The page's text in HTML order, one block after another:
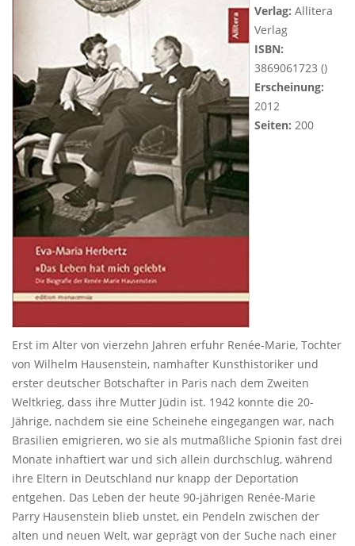
Verlag: Allitera
Verlag
ISBN:
3869061723 ()
Erscheinung:
2012
Seiten: 200
Erst im Alter von vierzehn Jahren erfuhr Renée-Marie, Tochter
von Wilhelm Hausenstein, namhafter Kunsthistoriker und
erster deutscher Botschafter in Paris nach dem Zweiten
Weltkrieg, dass ihre Mutter Jüdin ist. 1942 konnte die 20-
Jährige, nachdem sie eine Scheinehe eingegangen war, nach
Brasilien emigrieren, wo sie als mutmaßliche Spionin fast drei
Monate inhaftiert war und sich allein durchschlug, während
ihre Eltern in Deutschland nur knapp der Deportation
entgehen. Das Leben der heute 90-jährigen Renée-Marie
Parry Hausenstein blieb unstet, ein Pendeln zwischen der
alten und neuen Welt, war geprägt von der Suche nach einer